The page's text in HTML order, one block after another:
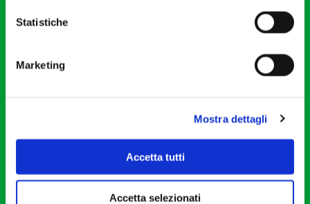
Statistiche
Marketing
Mostra dettagli
Accetta tutti
Accetta selezionati
Cod. Fisc. 80078650159
Orchestra I Pomeriggi Musicali
Direttore Artistico